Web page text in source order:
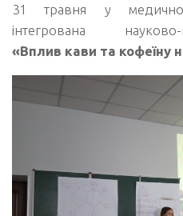
31 травня у
інтегрована
«Вплив кави та кофеїну